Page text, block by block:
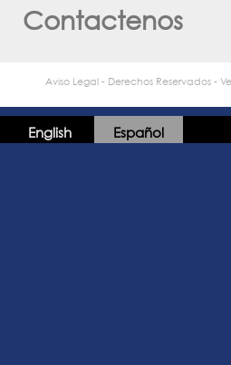
English Español
Contactenos
Aviso Legal - Derechos Reservados -